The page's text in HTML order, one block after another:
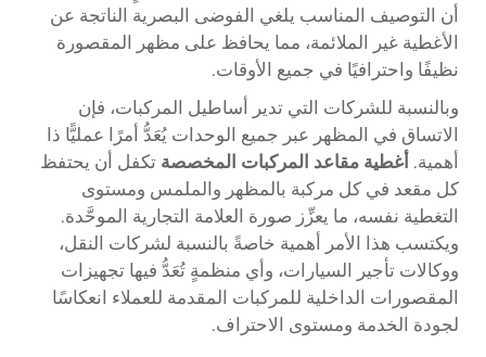
أن التوصيف المناسب يلغي الفوضى البصرية الناتجة عن
الأغطية غير الملائمة، مما يحافظ على مظهر المقصورة
نظيفًا واحترافيًا في جميع الأوقات.
وبالنسبة للشركات التي تدير أساطيل المركبات، فإن
الاتساق في المظهر عبر جميع الوحدات يُعَدُّ أمرًا عمليًّا ذا
أهمية. أغطية مقاعد المركبات المخصصة تكفل أن يحتفظ
كل مقعد في كل مركبة بالمظهر والملمس ومستوى
التغطية نفسه، ما يعزِّز صورة العلامة التجارية الموحَّدة.
ويكتسب هذا الأمر أهمية خاصةً بالنسبة لشركات النقل،
ووكالات تأجير السيارات، وأي منظمةٍ تُعَدُّ فيها تجهيزات
المقصورات الداخلية للمركبات المقدمة للعملاء انعكاسًا
لجودة الخدمة ومستوى الاحتراف.